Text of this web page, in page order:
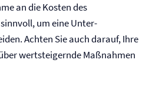
an die Kosten des
um eine Unter­
Achten Sie auch darauf, Ihre
wertsteigernde Maßnahmen